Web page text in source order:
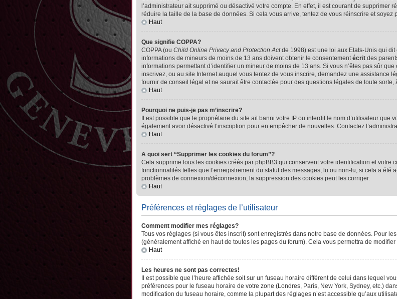
l’administrateur ait supprimé ou désactivé votre compte. En effet, il est courant de supprimer
réduire la taille de la base de données. Si cela vous arrive, tentez de vous réinscrire et soyez
Haut
Que signifie COPPA?
COPPA (ou Child Online Privacy and Protection Actde 1998) est une loi aux Etats-Unis qui
informations de mineurs de moins de 13 ans doivent obtenir le consentementécrit des
informations permettant d’identifier un mineur de moins de 13 ans. Si vous n’êtes pas sûr
inscrivez, ou au site Internet auquel vous tentez de vous inscrire, demandez une assistance
fournir de conseil légal et ne saurait être contactée pour des questions légales de toute
Haut
Pourquoi ne puis-je pas m’inscrire?
Il est possible que le propriétaire du site ait banni votre IP ou interdit le nom d’utilisateur que
également avoir désactivé l’inscription pour en empêcher de nouvelles. Contactez
Haut
A quoi sert “Supprimer les cookies du forum”?
Cela supprime tous les cookies créés par phpBB3 qui conservent votre identification et votre
fonctionnalités telles que l’enregistrement du statut des messages, lu ou non-lu, si cela a été
problèmes de connexion/déconnexion, la suppression des cookies peut les corriger.
Haut
Préférences et réglages de l’utilisateur
Comment modifier mes réglages?
Tous vos réglages (si vous êtes inscrit) sont enregistrés dans notre base de données. Pour
(généralement affiché en haut de toutes les pages du forum). Cela vous permettra de
Haut
Les heures ne sont pas correctes!
Il est possible que l’heure affichée soit sur un fuseau horaire différent de celui dans lequel
préférences pour le fuseau horaire de votre zone (Londres, Paris, New York, Sydney, etc.)
modification du fuseau horaire, comme la plupart des réglages n’est accessible qu’aux